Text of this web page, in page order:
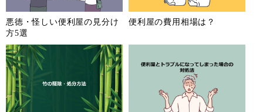
宮崎県 鹿児島県 沖縄県
悪徳・怪しい便利屋の見分け
方5選
便利屋の費用相場は？